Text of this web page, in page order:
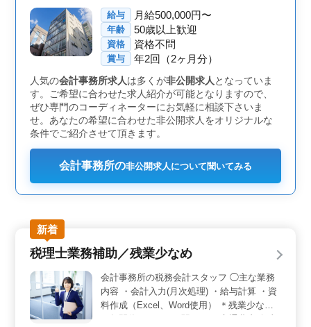
で、風通しの良いコミュニケーションが取れる環境で
す。チームメンバーとの協力体制が整っており安心して
業務に取り組むことができます。 ＜賞与あり・福利
厚生充実＞ 年2回の賞与支給や、雇用・労災・健康・厚
生などの福利厚生が充実しています。安定した収入と充
実した福利厚生で長期間働くモチベーションをサポート
します。ご経験を活かし新しいステージを築いてみませ
んか。お問い合わせお待ちしております。
給与 月給500,000円〜
年齢 50歳以上歓迎
資格 資格不問
賞与 年2回（2ヶ月分）
人気の会計事務所求人は多くが非公開求人となっていま
す。ご希望に合わせた求人紹介が可能となりますので、
ぜひ専門のコーディネーターにお気軽に相談下さいま
せ。あなたの希望に合わせた非公開求人をオリジナルな
条件でご紹介させて頂きます。
会計事務所の非公開求人について聞いてみる
新着
税理士業務補助／残業少なめ
会計事務所の税務会計スタッフ ◯主な業務
内容 ・会計入力(月次処理) ・給与計算 ・資
料作成（Excel、Word使用） ＊残業少なめ